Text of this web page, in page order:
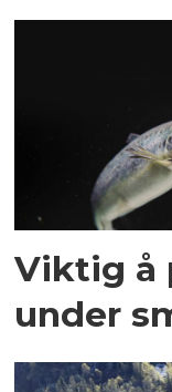
Viktig å
under